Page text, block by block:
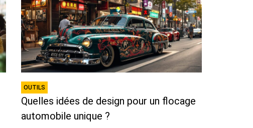
OUTILS
Quelles idées de design pour un flocage
automobile unique ?